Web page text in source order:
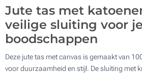
Jute tas met
veilige sluiting voor je
boodschappen
Deze jute tas met canvas is gemaakt van
voor duurzaamheid en stijl. De sluiting met